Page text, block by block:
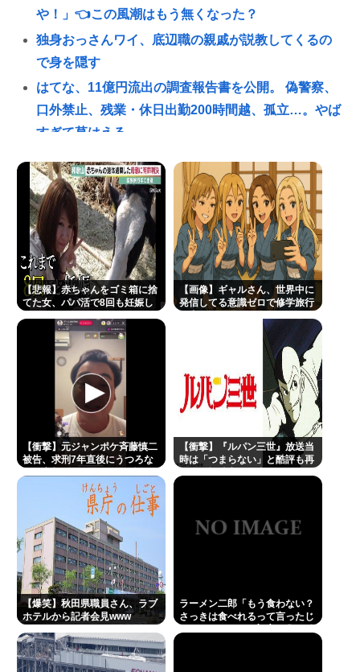
や！」👈この風潮はもう無くなった？
独身おっさんワイ、底辺職の親戚が説教してくるの
で身を隠す
はてな、11億円流出の調査報告書を公開。 偽警察、
口外禁止、残業・休日出勤200時間越、孤立…。やば
すぎて草はえる
る」と言ったら母親に「お気の毒w」と言われた
赤ちゃん産めなくなったペットショップのメス犬さ
ん（6）里親募集されてしまうwww
おっさんのハーフパンツ、否定派が7割。女性「おっ
さんのすね毛なんて見たくないじゃないですかw」
現在ヤフコメ時速ランキング1位の記事がこれ。どう
思う？
ベジットのベジータ要素、ネーミングセンスしかな
クーラーつけるくらいなら死を選ぶ 7割超え
渡邊渚さん、意味深フォトwww
7人組アイドル、グループ名通り？結成5カ月で「消
え逝く」電撃解散…メンバーは給料未払い告白
古田敦也がこの歳までずっとタレント消費されてる
現実やばない？
Powered by livedoor 相互RSS
【悲報】赤ちゃんをゴミ箱に捨
てた女、パパ活で8回も妊娠し
【画像】ギャルさん、世界中に
発信してる意識ゼロで修学旅行
ｗ 【Pickup08082952】
【衝撃】元ジャンポケ斉藤慎二
被告、求刑7年直後にうつろな
る・・・・・・・・・
【衝撃】『ルパン三世』放送当
時は「つまらない」と酷評も再
【爆笑】秋田県職員さん、ラブ
ホテルから記者会見www
ラーメン二郎「もう食わない？
さっきは食べれるって言ったじ